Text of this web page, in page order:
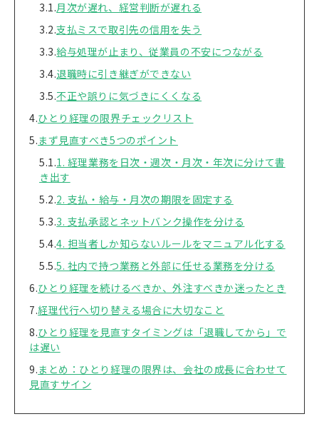
月次が遅れ、経営判断が遅れる
支払ミスで取引先の信用を失う
給与処理が止まり、従業員の不安につながる
退職時に引き継ぎができない
不正や誤りに気づきにくくなる
ひとり経理の限界チェックリスト
まず見直すべき5つのポイント
1. 経理業務を日次・週次・月次・年次に分けて書
き出す
2. 支払・給与・月次の期限を固定する
3. 支払承認とネットバンク操作を分ける
4. 担当者しか知らないルールをマニュアル化する
5. 社内で持つ業務と外部に任せる業務を分ける
ひとり経理を続けるべきか、外注すべきか迷ったとき
経理代行へ切り替える場合に大切なこと
ひとり経理を見直すタイミングは「退職してから」で
は遅い
まとめ：ひとり経理の限界は、会社の成長に合わせて
見直すサイン